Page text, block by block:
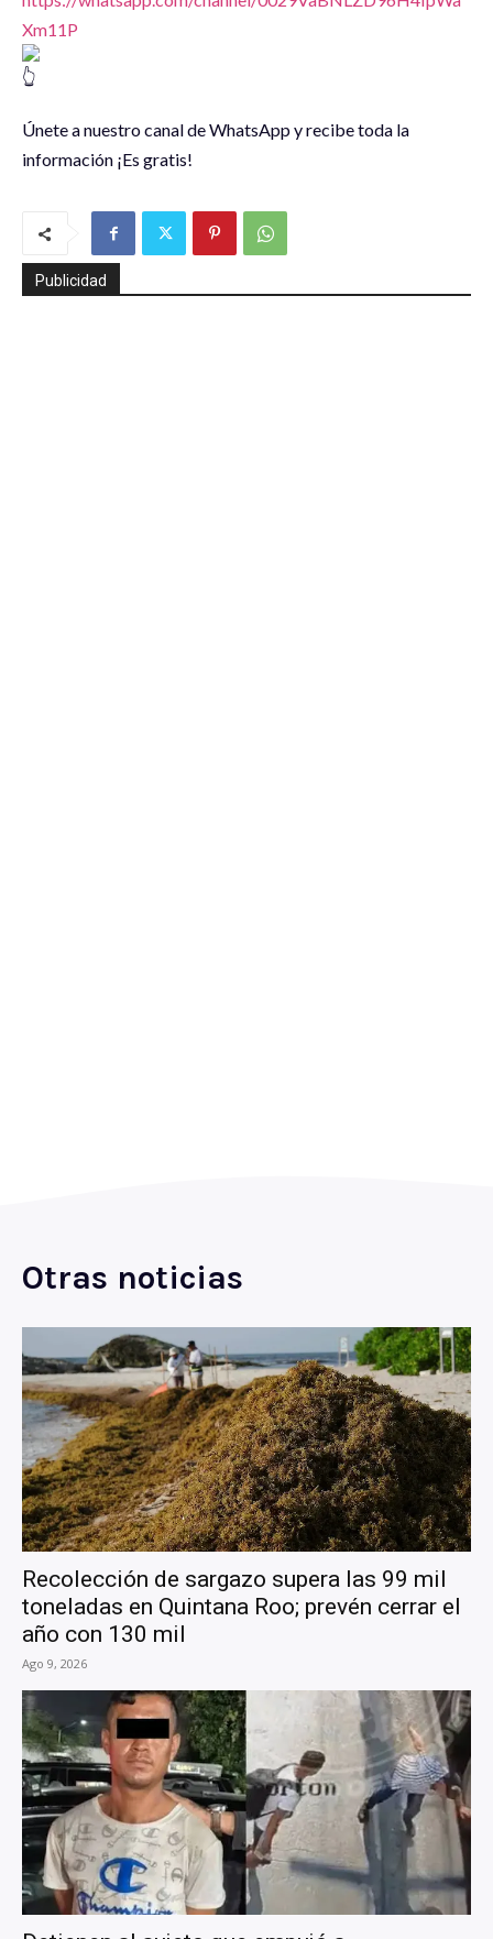
Xm11P
Únete a nuestro canal de WhatsApp y recibe toda la
información ¡Es gratis!
Publicidad
Otras noticias
Recolección de sargazo supera las 99 mil
toneladas en Quintana Roo; prevén cerrar el
año con 130 mil
Ago 9, 2026